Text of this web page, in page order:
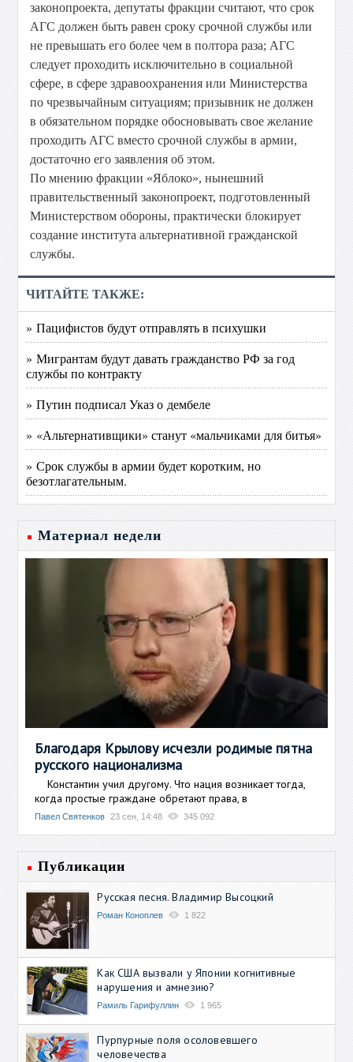
законопроекта, депутаты фракции считают, что срок
АГС должен быть равен сроку срочной службы или
не превышать его более чем в полтора раза; АГС
следует проходить исключительно в социальной
сфере, в сфере здравоохранения или Министерства
по чрезвычайным ситуациям; призывник не должен
в обязательном порядке обосновывать свое желание
проходить АГС вместо срочной службы в армии,
достаточно его заявления об этом.
По мнению фракции «Яблоко», нынешний
правительственный законопроект, подготовленный
Министерством обороны, практически блокирует
создание института альтернативной гражданской
службы.
ЧИТАЙТЕ ТАКЖЕ:
» Пацифистов будут отправлять в психушки
» Мигрантам будут давать гражданство РФ за год
службы по контракту
» Путин подписал Указ о дембеле
» «Альтернативщики» станут «мальчиками для битья»
» Срок службы в армии будет коротким, но
безотлагательным.
Материал недели
Благодаря Крылову исчезли родимые пятна
русского национализма
Константин учил другому. Что нация возникает тогда,
когда простые граждане обретают права, в
Павел Святенков 23 сен, 14:48 345 092
Публикации
Русская песня. Владимир Высоцкий
Роман Коноплев 1 822
Как США вызвали у Японии когнитивные
нарушения и амнезию?
Рамиль Гарифуллин 1 965
Пурпурные поля осоловевшего
человечества